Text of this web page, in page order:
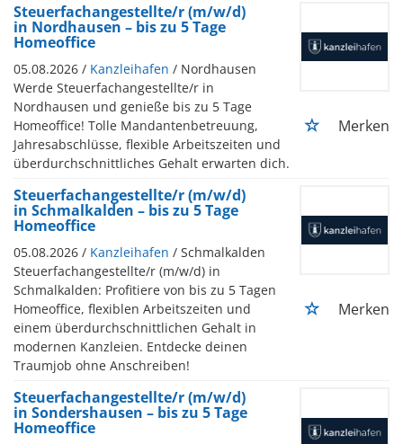
Steuerfachangestellte/r (m/w/d)
in Nordhausen – bis zu 5 Tage
Homeoffice
05.08.2026 / Kanzleihafen / Nordhausen
Werde Steuerfachangestellte/r in
Nordhausen und genieße bis zu 5 Tage
Homeoffice! Tolle Mandantenbetreuung,
Jahresabschlüsse, flexible Arbeitszeiten und
überdurchschnittliches Gehalt erwarten dich.
Merken
Steuerfachangestellte/r (m/w/d)
in Schmalkalden – bis zu 5 Tage
Homeoffice
05.08.2026 / Kanzleihafen / Schmalkalden
Steuerfachangestellte/r (m/w/d) in
Schmalkalden: Profitiere von bis zu 5 Tagen
Homeoffice, flexiblen Arbeitszeiten und
einem überdurchschnittlichen Gehalt in
modernen Kanzleien. Entdecke deinen
Traumjob ohne Anschreiben!
Merken
Steuerfachangestellte/r (m/w/d)
in Sondershausen – bis zu 5 Tage
Homeoffice